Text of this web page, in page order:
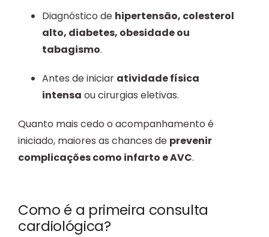
Diagnóstico de hipertensão, colesterol
alto, diabetes, obesidade ou
tabagismo.
Antes de iniciar atividade física
intensa ou cirurgias eletivas.
Quanto mais cedo o acompanhamento é
iniciado, maiores as chances de prevenir
complicações como infarto e AVC.
Como é a primeira consulta
cardiológica?